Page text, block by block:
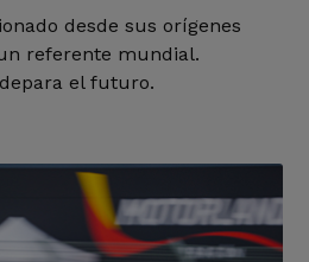
desde sus orígenes
referente mundial.
el futuro.